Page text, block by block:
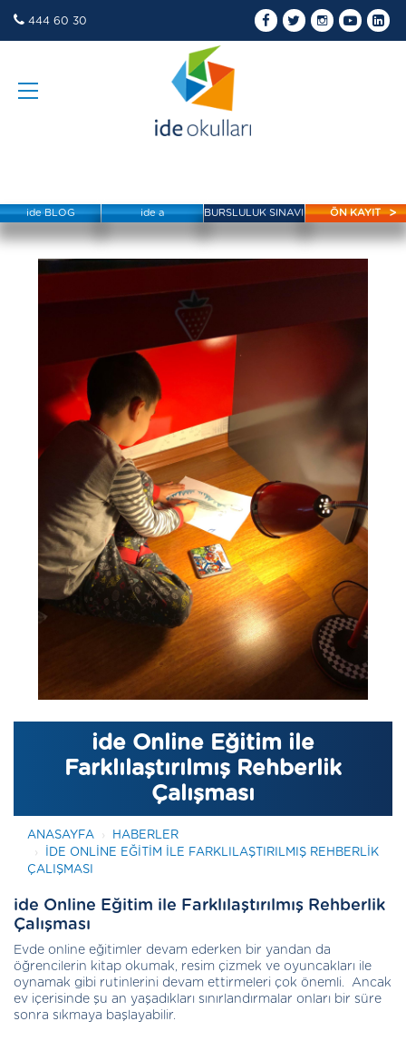
444 60 30
ide BLOG ide a BURSLULUK SINAVI ÖN KAYIT
ide Online Eğitim ile
Farklılaştırılmış Rehberlik
Çalışması
ANASAYFA
HABERLER
IDE ONLINE EĞITIM ILE FARKLILAŞTIRILMIŞ REHBERLIK
ÇALIŞMASI
ide Online Eğitim ile Farklılaştırılmış Rehberlik
Çalışması
Evde online eğitimler devam ederken bir yandan da
öğrencilerin kitap okumak, resim çizmek ve oyuncakları ile
oynamak gibi rutinlerini devam ettirmeleri çok önemli. Ancak
ev içerisinde şu an yaşadıkları sınırlandırmalar onları bir süre
sonra sıkmaya başlayabilir.